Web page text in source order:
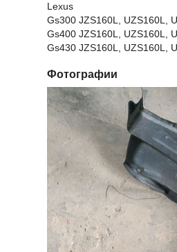
Lexus
Gs300 JZS160L, UZS160L,
Gs400 JZS160L, UZS160L,
Gs430 JZS160L, UZS160L,
Фотографии